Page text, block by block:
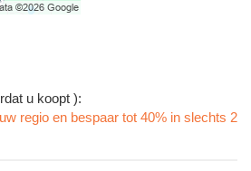
u koopt ):
regio en bespaar tot 40% in slechts 2